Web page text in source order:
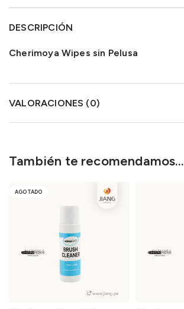
DESCRIPCIÓN
Cherimoya Wipes sin Pelusa
VALORACIONES (0)
También te recomendamos…
AGOTADO